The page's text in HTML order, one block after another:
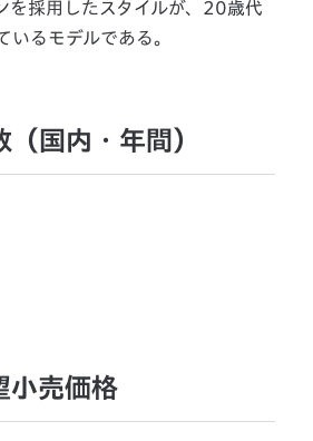
を採用したスタイルが、20歳代
いるモデルである。
国内・年間）
小売価格